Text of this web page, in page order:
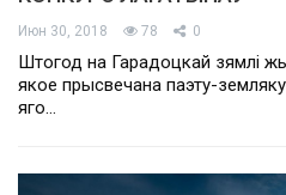
Июн 30, 2018 78 0
Штогод на Гарадоцкай зямлі
якое прысвечана паэту-земляку
яго…